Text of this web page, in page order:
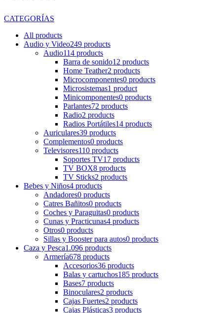
CATEGORÍAS
All products
Audio y Video249 products
Audio114 products
Barra de sonido12 products
Home Teather2 products
Microcomponentes0 products
Microsistemas1 product
Minicomponentes0 products
Parlantes72 products
Radio2 products
Radios Portátiles14 products
Auriculares39 products
Complementos0 products
Televisores110 products
Soportes TV17 products
TV BOX8 products
TV Sticks2 products
Bebes y Niños4 products
Andadores0 products
Catres Bañitos0 products
Coches y Paraguitas0 products
Cunas y Practicunas4 products
Otros0 products
Sillas y Booster para autos0 products
Caza y Pesca1.096 products
Armería678 products
Accesorios36 products
Balas y cartuchos185 products
Bases7 products
Binoculares2 products
Cajas Fuertes2 products
Cajas Plásticas3 products